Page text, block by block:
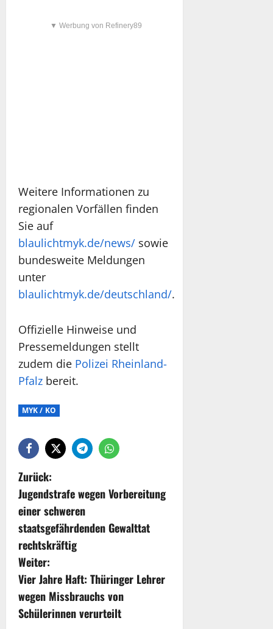
▼ Werbung von Refinery89
Weitere Informationen zu
regionalen Vorfällen finden
Sie auf
blaulichtmyk.de/news/ sowie
bundesweite Meldungen
unter
blaulichtmyk.de/deutschland/.
Offizielle Hinweise und
Pressemeldungen stellt
zudem die Polizei Rheinland-
Pfalz bereit.
MYK / KO
Zurück:
Jugendstrafe wegen Vorbereitung
einer schweren
staatsgefährdenden Gewalttat
rechtskräftig
Weiter:
Vier Jahre Haft: Thüringer Lehrer
wegen Missbrauchs von
Schülerinnen verurteilt